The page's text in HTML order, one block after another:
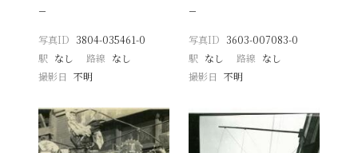
−
写真ID 3804-035461-0
駅 なし 路線 なし
撮影日
不明
−
写真ID 3603-007083-0
駅 なし 路線 なし
撮影日 不明